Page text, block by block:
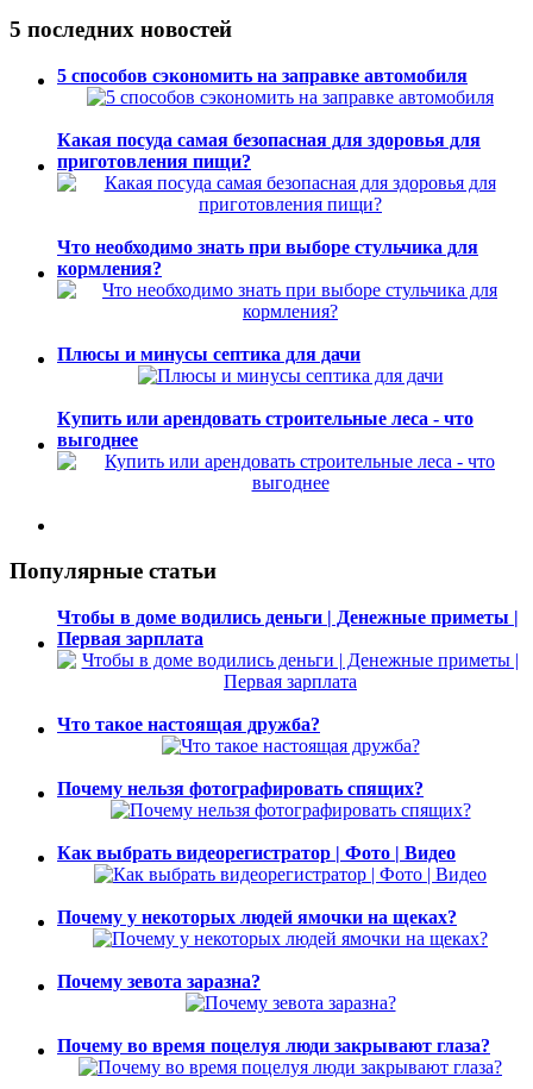
5 последних новостей
5 способов сэкономить на заправке автомобиля
Какая посуда самая безопасная для здоровья для
приготовления пищи?
Что необходимо знать при выборе стульчика для
кормления?
Плюсы и минусы септика для дачи
Купить или арендовать строительные леса - что
выгоднее
Популярные статьи
Чтобы в доме водились деньги | Денежные приметы |
Первая зарплата
Что такое настоящая дружба?
Почему нельзя фотографировать спящих?
Как выбрать видеорегистратор | Фото | Видео
Почему у некоторых людей ямочки на щеках?
Почему зевота заразна?
Почему во время поцелуя люди закрывают глаза?